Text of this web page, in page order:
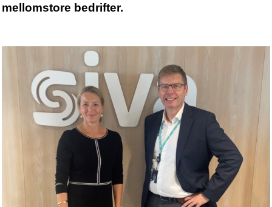
mellomstore bedrifter.